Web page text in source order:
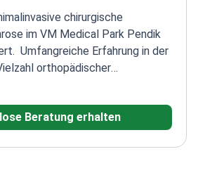
chirurgische
im VM Medical Park Pendik
Umfangreiche Erfahrung in der
orthopädischer
und Traumatologie
Beratung erhalten